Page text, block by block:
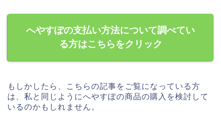
へやすぽの支払い方法について調べてい
る方はこちらをクリック
もしかしたら、こちらの記事をご覧になっている方
は、私と同じようにへやすぽの商品の購入を検討して
いるのかもしれません。